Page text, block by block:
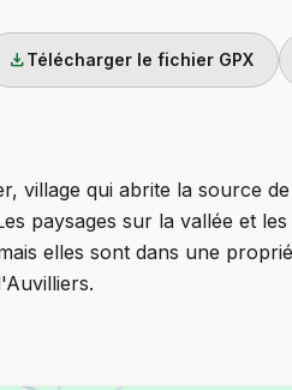
downloadTélécharger le fichier GPX
village qui abrite la source
paysages sur la vallée et
elles sont dans une